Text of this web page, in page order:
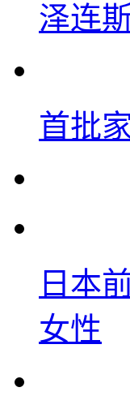
泽连
首批
日本
女性